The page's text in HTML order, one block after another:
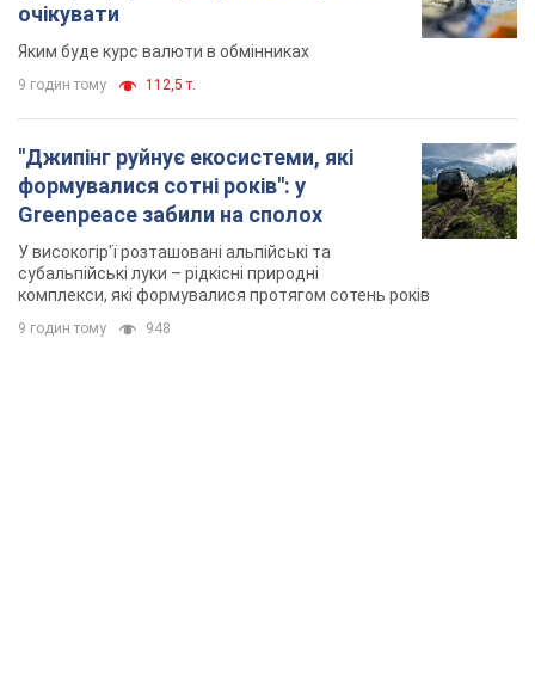
очікувати
Яким буде курс валюти в обмінниках
9 годин тому 112,5 т.
"Джипінг руйнує екосистеми, які
формувалися сотні років": у
Greenpeace забили на сполох
У високогір'ї розташовані альпійські та
субальпійські луки – рідкісні природні
комплекси, які формувалися протягом сотень років
9 годин тому 948